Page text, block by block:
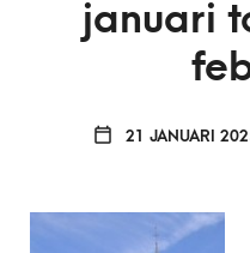
januari
21 JANUARI